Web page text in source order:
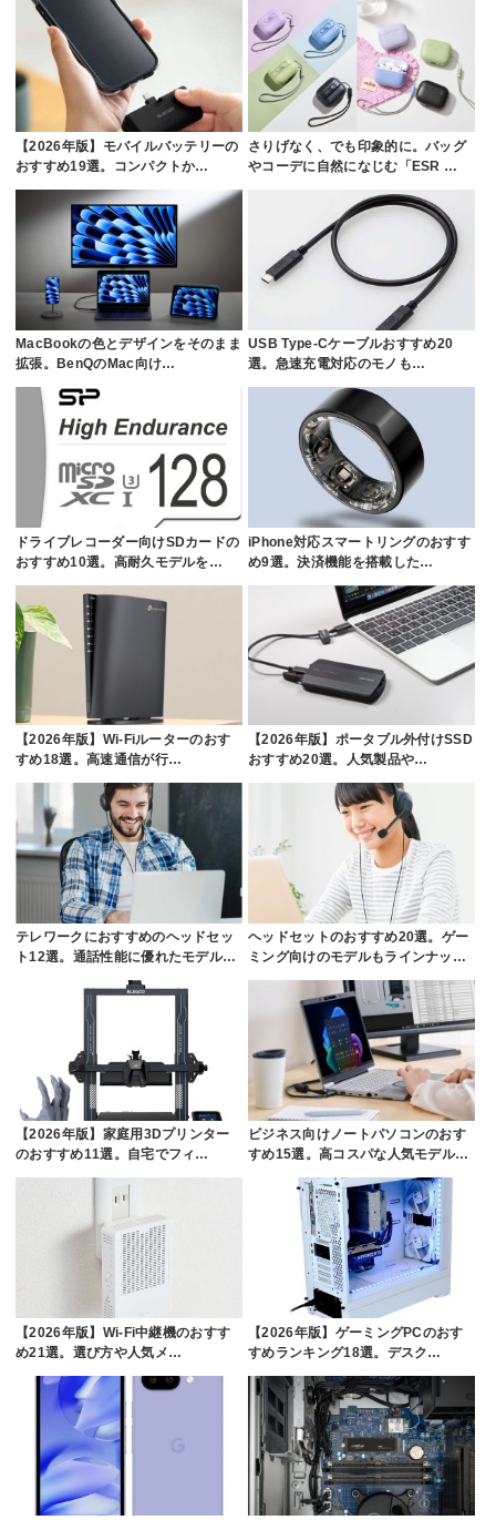
【2026年版】モバイルバッテリーの
おすすめ19選。コンパクトか…
さりげなく、でも印象的に。バッグ
やコーデに自然になじむ「ESR …
MacBookの色とデザインをそのまま
拡張。BenQのMac向け…
USB Type-Cケーブルおすすめ20
選。急速充電対応のモノも…
ドライブレコーダー向けSDカードの
おすすめ10選。高耐久モデルを…
iPhone対応スマートリングのおすす
め9選。決済機能を搭載した…
【2026年版】Wi-Fiルーターのおす
すめ18選。高速通信が行…
【2026年版】ポータブル外付けSSD
おすすめ20選。人気製品や…
テレワークにおすすめのヘッドセッ
ト12選。通話性能に優れたモデル…
ヘッドセットのおすすめ20選。ゲー
ミング向けのモデルもラインナッ…
【2026年版】家庭用3Dプリンター
のおすすめ11選。自宅でフィ…
ビジネス向けノートパソコンのおす
すめ15選。高コスパな人気モデル…
【2026年版】Wi-Fi中継機のおすす
め21選。選び方や人気メ…
【2026年版】ゲーミングPCのおす
すめランキング18選。デスク…